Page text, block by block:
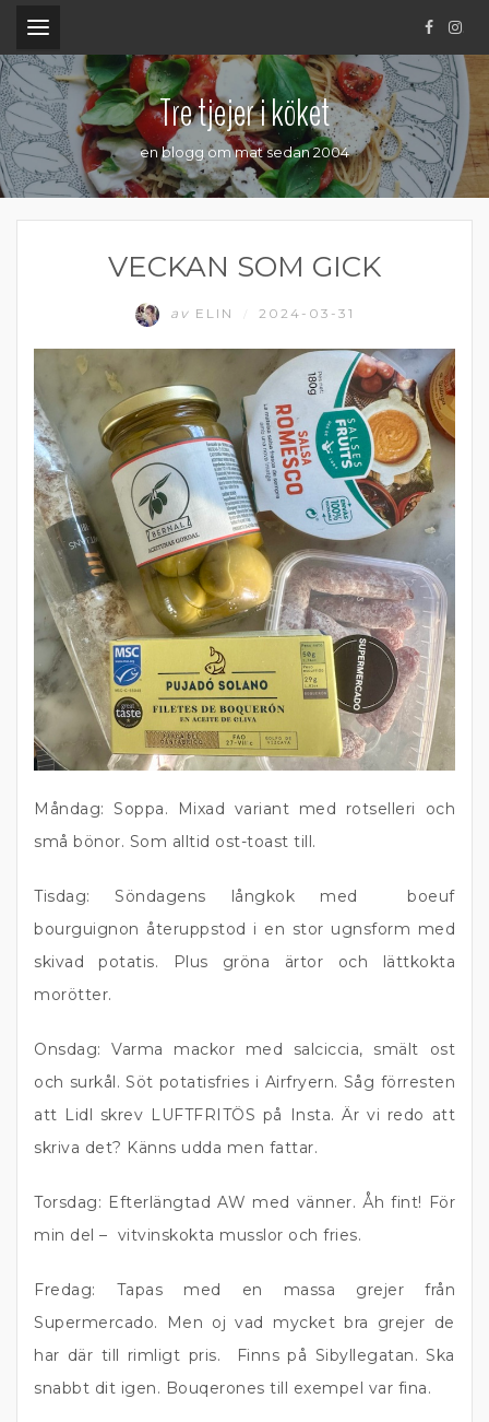
.
Tre tjejer i köket
en blogg om mat sedan 2004
VECKAN SOM GICK
av ELIN 2024-03-31
Måndag: Soppa. Mixad variant med rotselleri och
små bönor. Som alltid ost-toast till.
Tisdag: Söndagens långkok med boeuf
bourguignon återuppstod i en stor ugnsform med
skivad potatis. Plus gröna ärtor och lättkokta
morötter.
Onsdag: Varma mackor med salciccia, smält ost
och surkål. Söt potatisfries i Airfryern. Såg förresten
att Lidl skrev LUFTFRITÖS på Insta. Är vi redo att
skriva det? Känns udda men fattar.
Torsdag: Efterlängtad AW med vänner. Åh fint! För
min del – vitvinskokta musslor och fries.
Fredag: Tapas med en massa grejer från
Supermercado. Men oj vad mycket bra grejer de
har där till rimligt pris. Finns på Sibyllegatan. Ska
snabbt dit igen. Bouqerones till exempel var fina.